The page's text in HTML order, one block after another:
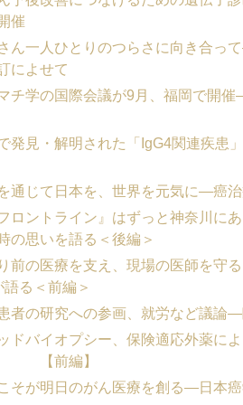
催
ん一人ひとりのつらさに向き合っ
によせて
チ学の国際会議が9月、福岡で開
発見・解明された「IgG4関連疾患
通じて日本を、世界を元気に―癌
フロントライン』はずっと神奈川に
の思いを語る＜後編＞
前の医療を支え、現場の医師を守
る＜前編＞
者の研究への参画、就労など議論
ドバイオプシー、保険適応外薬に
【前編】
そが明日のがん医療を創る―日本